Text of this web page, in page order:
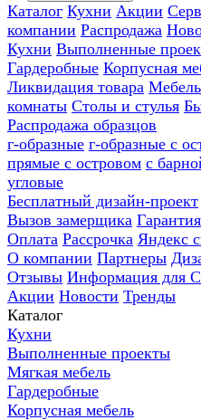
Каталог Кухни Акции
компании Распродажа
Кухни Выполненные
Гардеробные Корпусная
Ликвидация товара
комнаты Столы и стулья
Распродажа образцов
г-образные г-образные с
прямые с островом с
угловые
Бесплатный дизайн-проект
Вызов замерщика Гарантия
Оплата Рассрочка Яндекс
О компании Партнеры
Отзывы Информация для
Акции Новости Тренды
Каталог
Кухни
Выполненные проекты
Мягкая мебель
Гардеробные
Корпусная мебель